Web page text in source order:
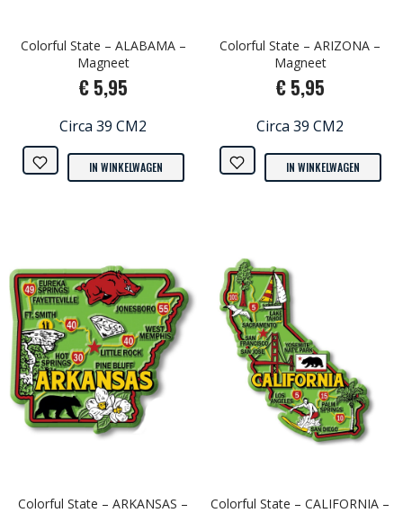
Colorful State – ALABAMA –
Magneet
€ 5,95
Circa 39 CM2
IN WINKELWAGEN
Colorful State – ARIZONA –
Magneet
€ 5,95
Circa 39 CM2
IN WINKELWAGEN
Colorful State – ARKANSAS –
Colorful State – CALIFORNIA –